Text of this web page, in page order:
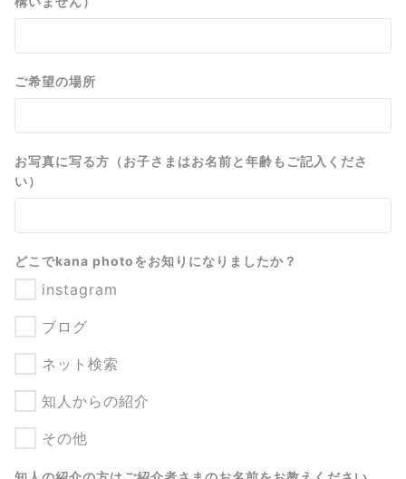
ご希望の場所
お写真に写る方（お子さまはお名前と年齢もご記入くださ
い）
どこでkana photoをお知りになりましたか？
instagram
ブログ
ネット検索
知人からの紹介
その他